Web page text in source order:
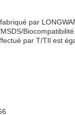
par
par T/TIl est